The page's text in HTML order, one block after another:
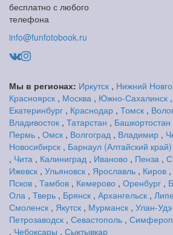
бесплатно с любого
телефона
info@funfotobook.ru
Мы в регионах: Иркутск , Нижний
Красноярск , Москва , Южно-Сахалинск ,
Екатеринбург , Краснодар , Томск ,
Владивосток , Татарстан , Башкортостан
Пермь , Омск , Волгоград , Владимир ,
Новосибирск , Барнаул (Алтайский край)
, Чита , Калиниград , Иваново , Пенза ,
Ижевск , Ульяновск , Ярославль , Киров ,
Псков , Тамбов , Кемерово , Оренбург ,
Ола , Тверь , Брянск , Архангельск ,
Смоленск , Якутск , Мурманск , Улан-Удэ
Петрозаводск , Севастополь ,
, Чебоксары , Сыктывкар